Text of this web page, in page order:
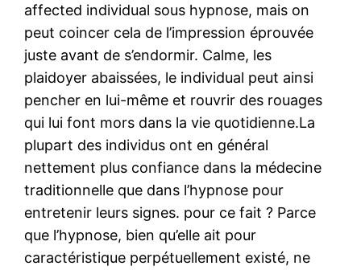
affected individual sous hypnose, mais on
peut coincer cela de l’impression éprouvée
juste avant de s’endormir. Calme, les
plaidoyer abaissées, le individual peut ainsi
pencher en lui-même et rouvrir des rouages
qui lui font mors dans la vie quotidienne.La
plupart des individus ont en général
nettement plus confiance dans la médecine
traditionnelle que dans l’hypnose pour
entretenir leurs signes. pour ce fait ? Parce
que l’hypnose, bien qu’elle ait pour
caractéristique perpétuellement existé, ne